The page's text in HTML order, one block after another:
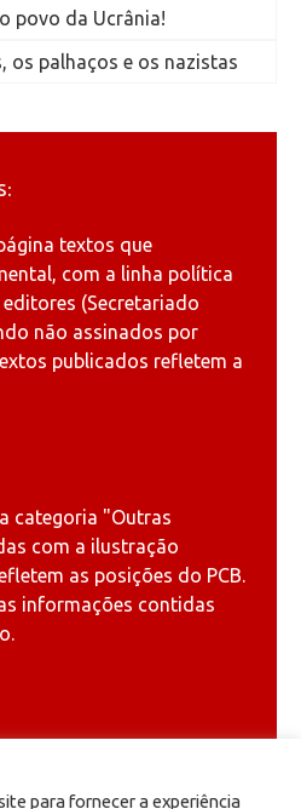
povo da Ucrânia!
os palhaços e os nazistas
textos que
com a linha política
(Secretariado
não assinados por
publicados refletem a
categoria "Outras
com a ilustração
as posições do PCB.
informações contidas
para fornecer a experiência